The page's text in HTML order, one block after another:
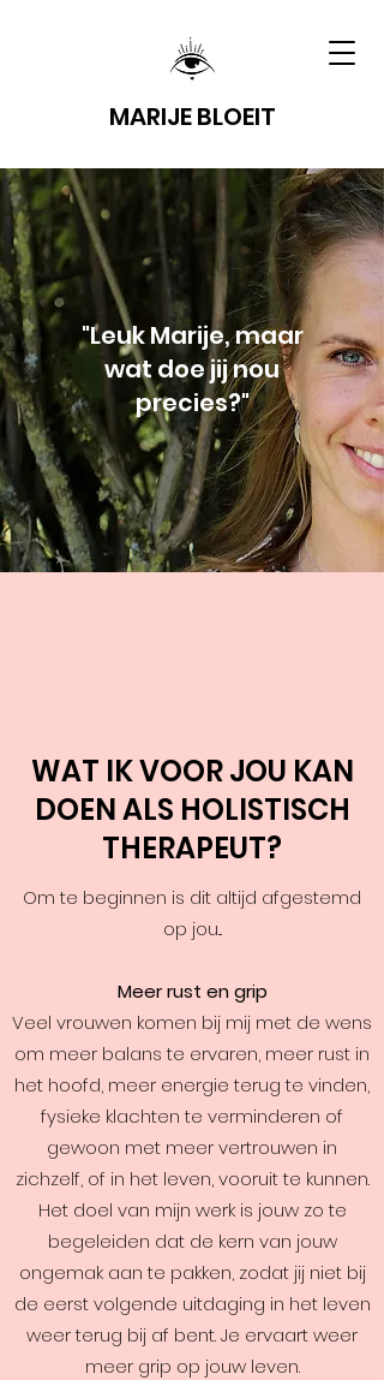
MARIJE BLOEIT
"Leuk Marije, maar
wat doe jij nou
precies?"
WAT IK VOOR JOU KAN
DOEN ALS HOLISTISCH
THERAPEUT?
Om te beginnen is dit altijd afgestemd
op jou...
Meer rust en grip
Veel vrouwen komen bij mij met de wens
om meer balans te ervaren, meer rust in
het hoofd, meer energie terug te vinden,
fysieke klachten te verminderen of
gewoon met meer vertrouwen in
zichzelf, of in het leven, vooruit te kunnen.
Het doel van mijn werk is jouw zo te
begeleiden dat de kern van jouw
ongemak aan te pakken, zodat jij niet bij
de eerst volgende uitdaging in het leven
weer terug bij af bent. Je ervaart weer
meer grip op jouw leven.